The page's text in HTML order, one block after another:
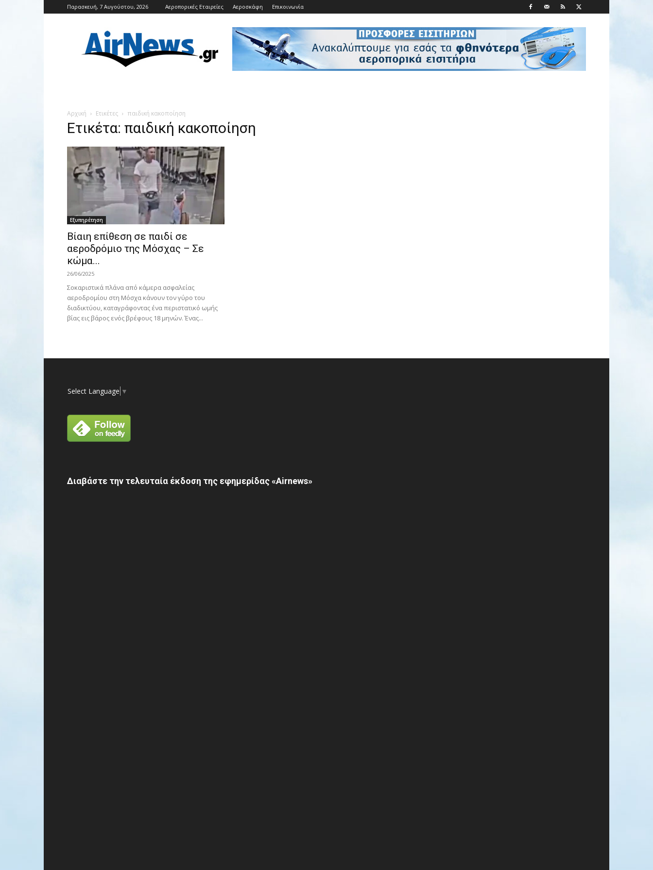
Παρασκευή, 7 Αυγούστου, 2026 Αεροπορικές Εταιρείες Αεροσκάφη Επικοινωνία
Αρχική Ετικέτες παιδική κακοποίηση
Ετικέτα: παιδική κακοποίηση
Εξυπηρέτηση
Βίαιη επίθεση σε παιδί σε
αεροδρόμιο της Μόσχας – Σε
κώμα...
26/06/2025
Σοκαριστικά πλάνα από κάμερα ασφαλείας
αεροδρομίου στη Μόσχα κάνουν τον γύρο του
διαδικτύου, καταγράφοντας ένα περιστατικό ωμής
βίας εις βάρος ενός βρέφους 18 μηνών. Ένας...
Select Language ▼
Διαβάστε την τελευταία έκδοση της εφημερίδας «Airnews»